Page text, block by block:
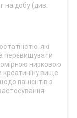
на добу (див.
які
перевищувати
нирковою
креатиніну вище
пацієнтів з